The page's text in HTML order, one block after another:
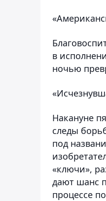
в
ночью
Накануне
следы
под
«ключи»,
дают шанс
процессе